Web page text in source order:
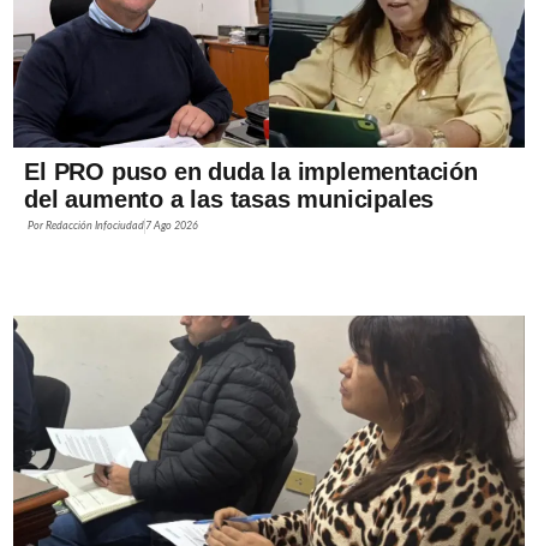
El PRO puso en duda la implementación
del aumento a las tasas municipales
PorRedacción Infociudad 7 Ago 2026